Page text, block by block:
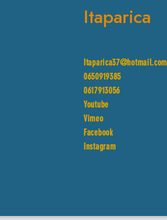
Itaparica
Itaparica37@hotmail.com
0650919385
0617913056
Youtube
Vimeo
Facebook
Instagram